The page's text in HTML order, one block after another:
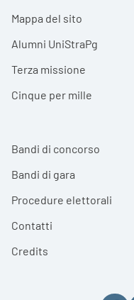
Mappa del sito
Alumni UniStraPg
Terza missione
Cinque per mille
Bandi di concorso
Bandi di gara
Procedure elettorali
Contatti
Credits